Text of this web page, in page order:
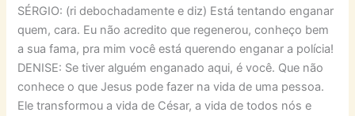
SÉRGIO: (ri debochadamente e diz) Está tentando enganar
quem, cara. Eu não acredito que regenerou, conheço bem
a sua fama, pra mim você está querendo enganar a polícia!
DENISE: Se tiver alguém enganado aqui, é você. Que não
conhece o que Jesus pode fazer na vida de uma pessoa.
Ele transformou a vida de César, a vida de todos nós e